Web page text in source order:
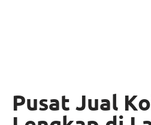
Pusat Jual